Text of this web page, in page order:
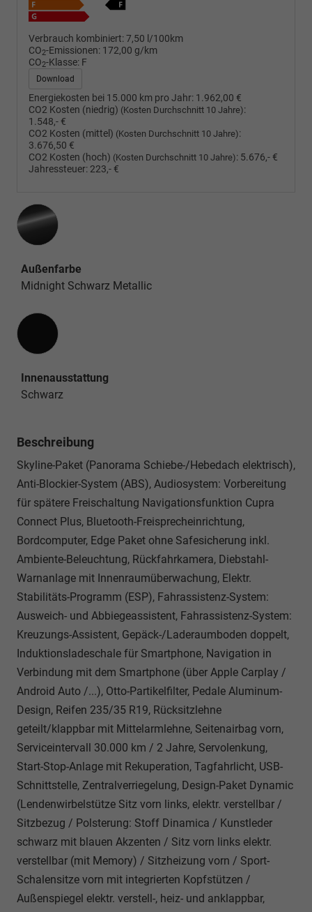
Verbrauch kombiniert:7,50 l/100km
CO2-Emissionen: 172,00 g/km
CO2-Klasse: F
Download
Energiekosten bei 15.000 km pro Jahr: 1.962,00 €
CO2 Kosten (niedrig) (Kosten Durchschnitt 10 Jahre):
1.548,- €
CO2 Kosten (mittel) (Kosten Durchschnitt 10 Jahre):
3.676,50 €
CO2 Kosten (hoch) (Kosten Durchschnitt 10 Jahre): 5.676,- €
Jahressteuer: 223,- €
Außenfarbe
Midnight Schwarz Metallic
Innenausstattung
Innenausstattung
Schwarz
Beschreibung
Skyline-Paket (Panorama Schiebe-/Hebedach elektrisch),
Anti-Blockier-System (ABS), Audiosystem: Vorbereitung
für spätere Freischaltung Navigationsfunktion Cupra
Connect Plus, Bluetooth-Freisprecheinrichtung,
Bordcomputer, Edge Paket ohne Safesicherung inkl.
Ambiente-Beleuchtung, Rückfahrkamera, Diebstahl-
Warnanlage mit Innenraumüberwachung, Elektr.
Stabilitäts-Programm (ESP), Fahrassistenz-System:
Ausweich- und Abbiegeassistent, Fahrassistenz-System:
Kreuzungs-Assistent, Gepäck-/Laderaumboden doppelt,
Induktionsladeschale für Smartphone, Navigation in
Verbindung mit dem Smartphone (über Apple Carplay /
Android Auto /...), Otto-Partikelfilter, Pedale Aluminum-
Design, Reifen 235/35 R19, Rücksitzlehne
geteilt/klappbar mit Mittelarmlehne, Seitenairbag vorn,
Serviceintervall 30.000 km / 2 Jahre, Servolenkung,
Start-Stop-Anlage mit Rekuperation, Tagfahrlicht, USB-
Schnittstelle, Zentralverriegelung, Design-Paket Dynamic
(Lendenwirbelstütze Sitz vorn links, elektr. verstellbar /
Sitzbezug / Polsterung: Stoff Dinamica / Kunstleder
schwarz mit blauen Akzenten / Sitz vorn links elektr.
verstellbar (mit Memory) / Sitzheizung vorn / Sport-
Schalensitze vorn mit integrierten Kopfstützen /
Außenspiegel elektr. verstell-, heiz- und anklappbar,